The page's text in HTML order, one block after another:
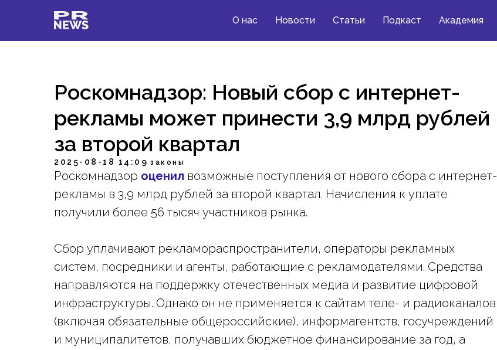
О нас Новости Статьи Подкаст Академия
Роскомнадзор: Новый сбор с интернет-
рекламы может принести 3,9 млрд рублей
за второй квартал
2025-08-18 14:09 законы
Роскомнадзор оценил возможные поступления от нового сбора с интернет-
рекламы в 3,9 млрд рублей за второй квартал. Начисления к уплате
получили более 56 тысяч участников рынка.
Сбор уплачивают рекламораспространители, операторы рекламных
систем, посредники и агенты, работающие с рекламодателями. Средства
направляются на поддержку отечественных медиа и развитие цифровой
инфраструктуры. Однако он не применяется к сайтам теле- и радиоканалов
(включая обязательные общероссийские), информагентств, госучреждений
и муниципалитетов, получавших бюджетное финансирование за год, а